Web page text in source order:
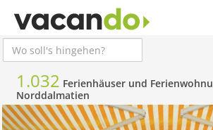
1.032 Ferienhäuser und
Norddalmatien